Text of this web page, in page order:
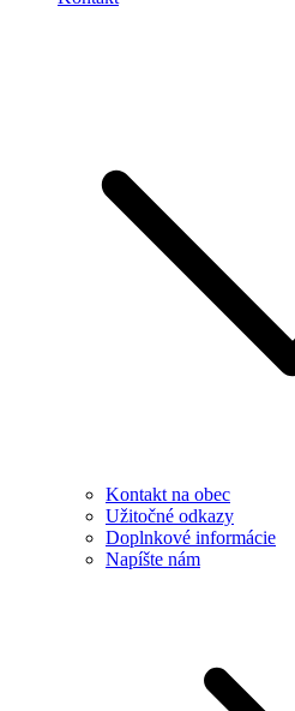
Kontakt na obec
Užitočné odkazy
Doplnkové informácie
Napíšte nám